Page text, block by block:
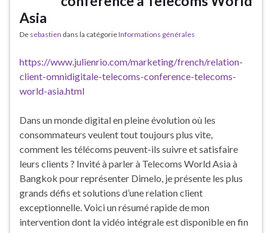
Asia
De sebastien dans la catégorieInformations générales
https://www.julienrio.com/marketing/french/relation-
client-omnidigitale-telecoms-conference-telecoms-
world-asia.html
Dans un monde digital en pleine évolution où les
consommateurs veulent tout toujours plus vite,
comment les télécoms peuvent-ils suivre et satisfaire
leurs clients ? Invité à parler à Telecoms World Asia à
Bangkok pour représenter Dimelo, je présente les plus
grands défis et solutions d’une relation client
exceptionnelle. Voici un résumé rapide de mon
intervention dont la vidéo intégrale est disponible en fin